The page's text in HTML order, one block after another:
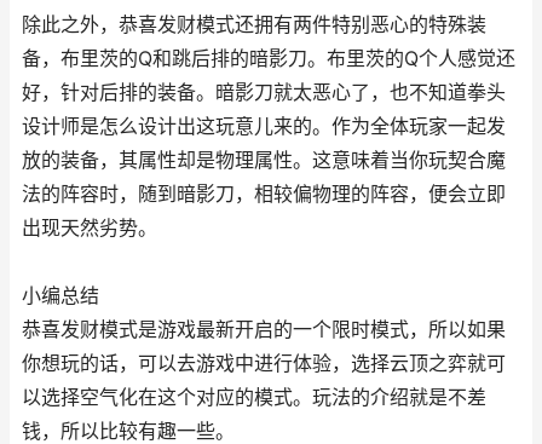
除此之外，恭喜发财模式还拥有两件特别恶心的特殊装
备，布里茨的Q和跳后排的暗影刀。布里茨的Q个人感觉还
好，针对后排的装备。暗影刀就太恶心了，也不知道拳头
设计师是怎么设计出这玩意儿来的。作为全体玩家一起发
放的装备，其属性却是物理属性。这意味着当你玩契合魔
法的阵容时，随到暗影刀，相较偏物理的阵容，便会立即
出现天然劣势。
小编总结
恭喜发财模式是游戏最新开启的一个限时模式，所以如果
你想玩的话，可以去游戏中进行体验，选择云顶之弈就可
以选择空气化在这个对应的模式。玩法的介绍就是不差
钱，所以比较有趣一些。